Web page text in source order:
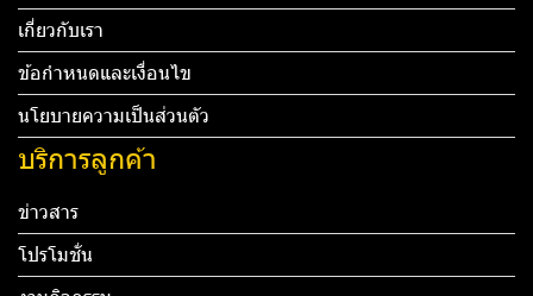
เกี่ยวกับเรา
ข้อกำหนดและเงื่อนไข
นโยบายความเป็นส่วนตัว
บริการลูกค้า
ข่าวสาร
โปรโมชั่น